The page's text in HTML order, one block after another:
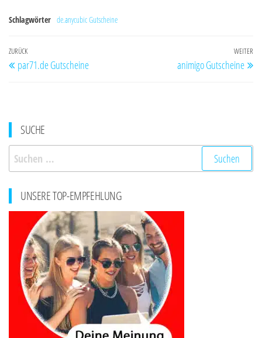
Schlagwörter de.anycubic Gutscheine
Beitragsnavigation
Vorheriger
Beitrag
ZURÜCK
par71.de Gutscheine
WEITER
animigo Gutscheine
SUCHE
Suchen
nach:
UNSERE TOP-EMPFEHLUNG